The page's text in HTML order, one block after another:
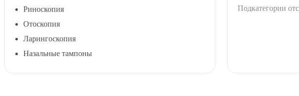
Риноскопия
Отоскопия
Ларингоскопия
Назальные тампоны
Подкатегории